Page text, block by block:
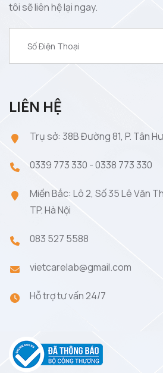
tôi sẽ liên hệ lại ngay.
LIÊN HỆ
Trụ sở: 38B Đường 81, P. Tân
0339 773 330 -0338 773 330
Miền Bắc: Lô 2, Số 35 Lê Văn
TP. Hà Nội
083 527 5588
vietcarelab@gmail.com
Hỗ trợ tư vấn 24/7